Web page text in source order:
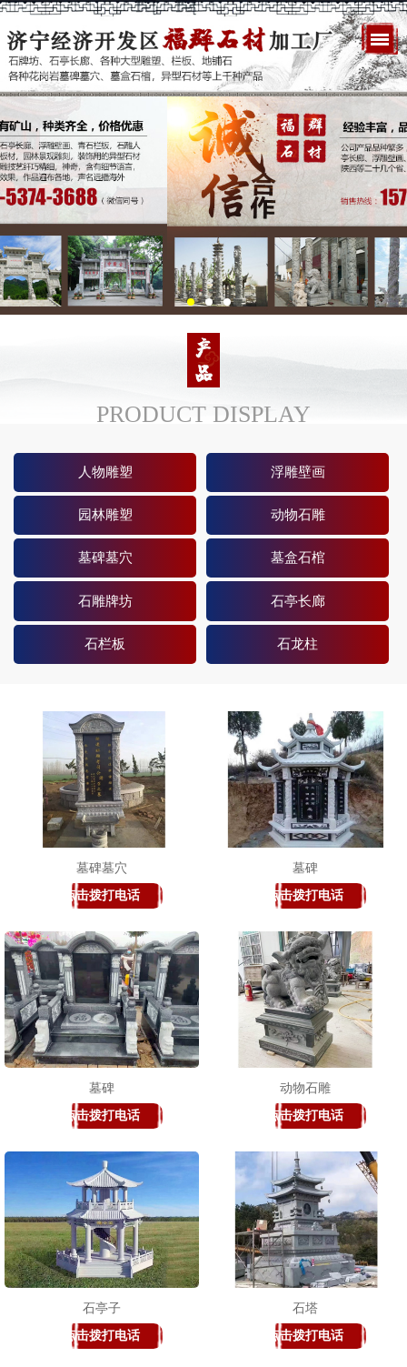
1
PRODUCT DISPLAY
人物雕塑 浮雕壁画
园林雕塑 动物石雕
墓碑墓穴 墓盒石棺
石雕牌坊 石亭长廊
石栏板 石龙柱
墓碑墓穴
点击拨打电话
墓碑
点击拨打电话
墓碑
点击拨打电话
动物石雕
点击拨打电话
石亭子
点击拨打电话
石塔
点击拨打电话